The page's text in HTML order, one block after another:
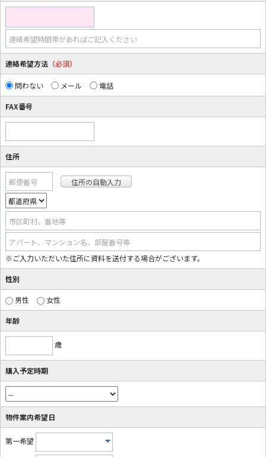
連絡希望時間帯があればご記入ください
連絡希望方法 （必須）
問わない メール 電話
FAX番号
住所
郵便番号
市区町村、番地等
アパート、マンション名、部屋番号等
※ご入力いただいた住所に資料を送付する場合がございます。
性別
男性 女性
年齢
歳
購入予定時期
物件案内希望日
第一希望